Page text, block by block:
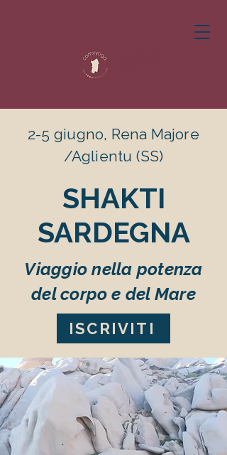
2-5 giugno, Rena Majore
/Aglientu (SS)
SHAKTI
SARDEGNA
Viaggio nella potenza
del corpo e del Mare
ISCRIVITI